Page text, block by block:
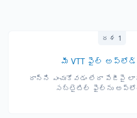
దశ 1
మీ VTT ఫైల్ అప్‌లోడ్
దాన్ని ఎంచుకోవడం లేదా పేజీపై
సబ్‌టైటిల్ ఫైల్‌ను